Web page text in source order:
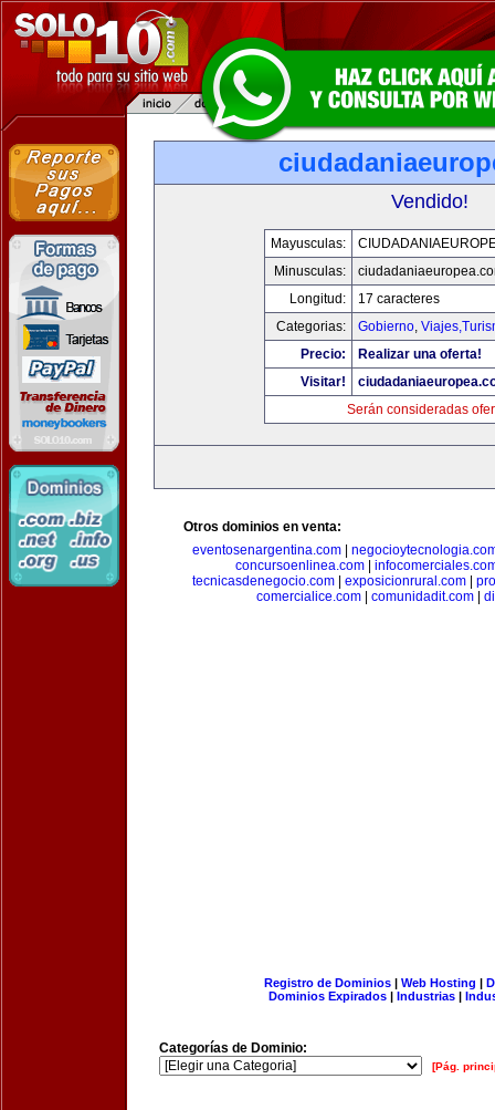
Vendido!
Mayusculas:
Minusculas:
Longitud:
17 caracteres
Categorias:
Gobierno,
Precio:
Realizar una oferta!
Visitar!
Serán consideradas
Otros dominios en venta:
eventosenargentina.com
concursoenlinea.com|
tecnicasdenegocio.com
exposicionrural.com
comercialice.com| comunidadit.com|
Registro de Dominios| Web Hosting |
Dominios Expirados | Industrias |
Categorías de Dominio:
[Pág.